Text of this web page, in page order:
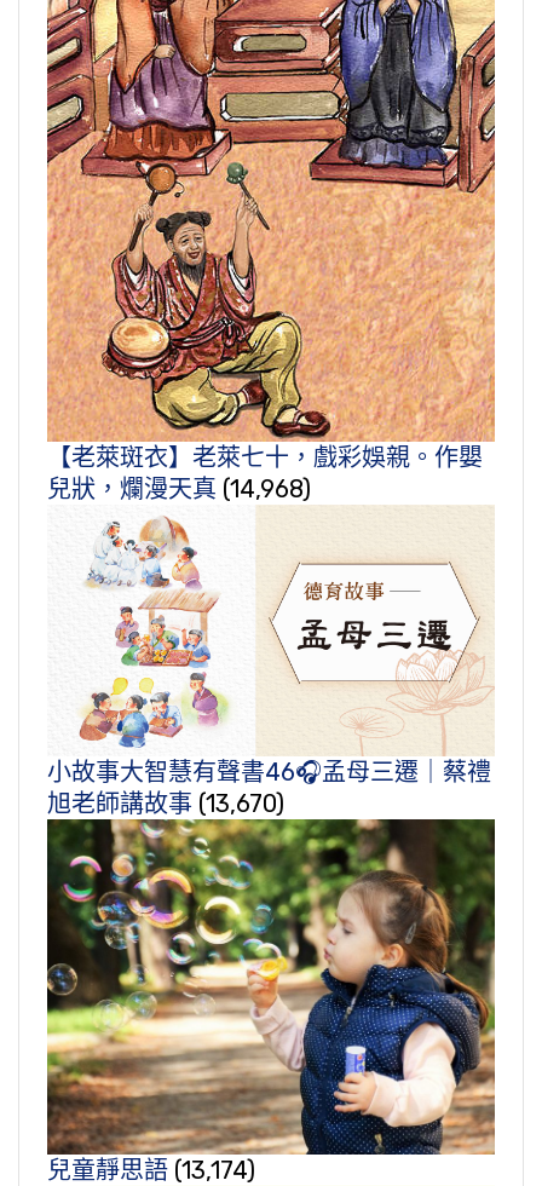
【老萊斑衣】老萊七十，戲彩娛親。作嬰
兒狀，爛漫天真 (14,968)
小故事大智慧有聲書46🎧孟母三遷｜蔡禮
旭老師講故事 (13,670)
兒童靜思語 (13,174)